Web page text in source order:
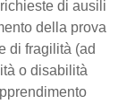
di ausili
della prova
di fragilità (ad
o disabilità